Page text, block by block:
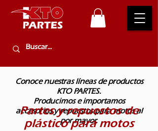
Conoce nuestras líneas de productos
KTO PARTES.
Producimos e importamos
accesorios y repuestos para motos al
por mayor.
Partes y repuestos de
plástico para motos